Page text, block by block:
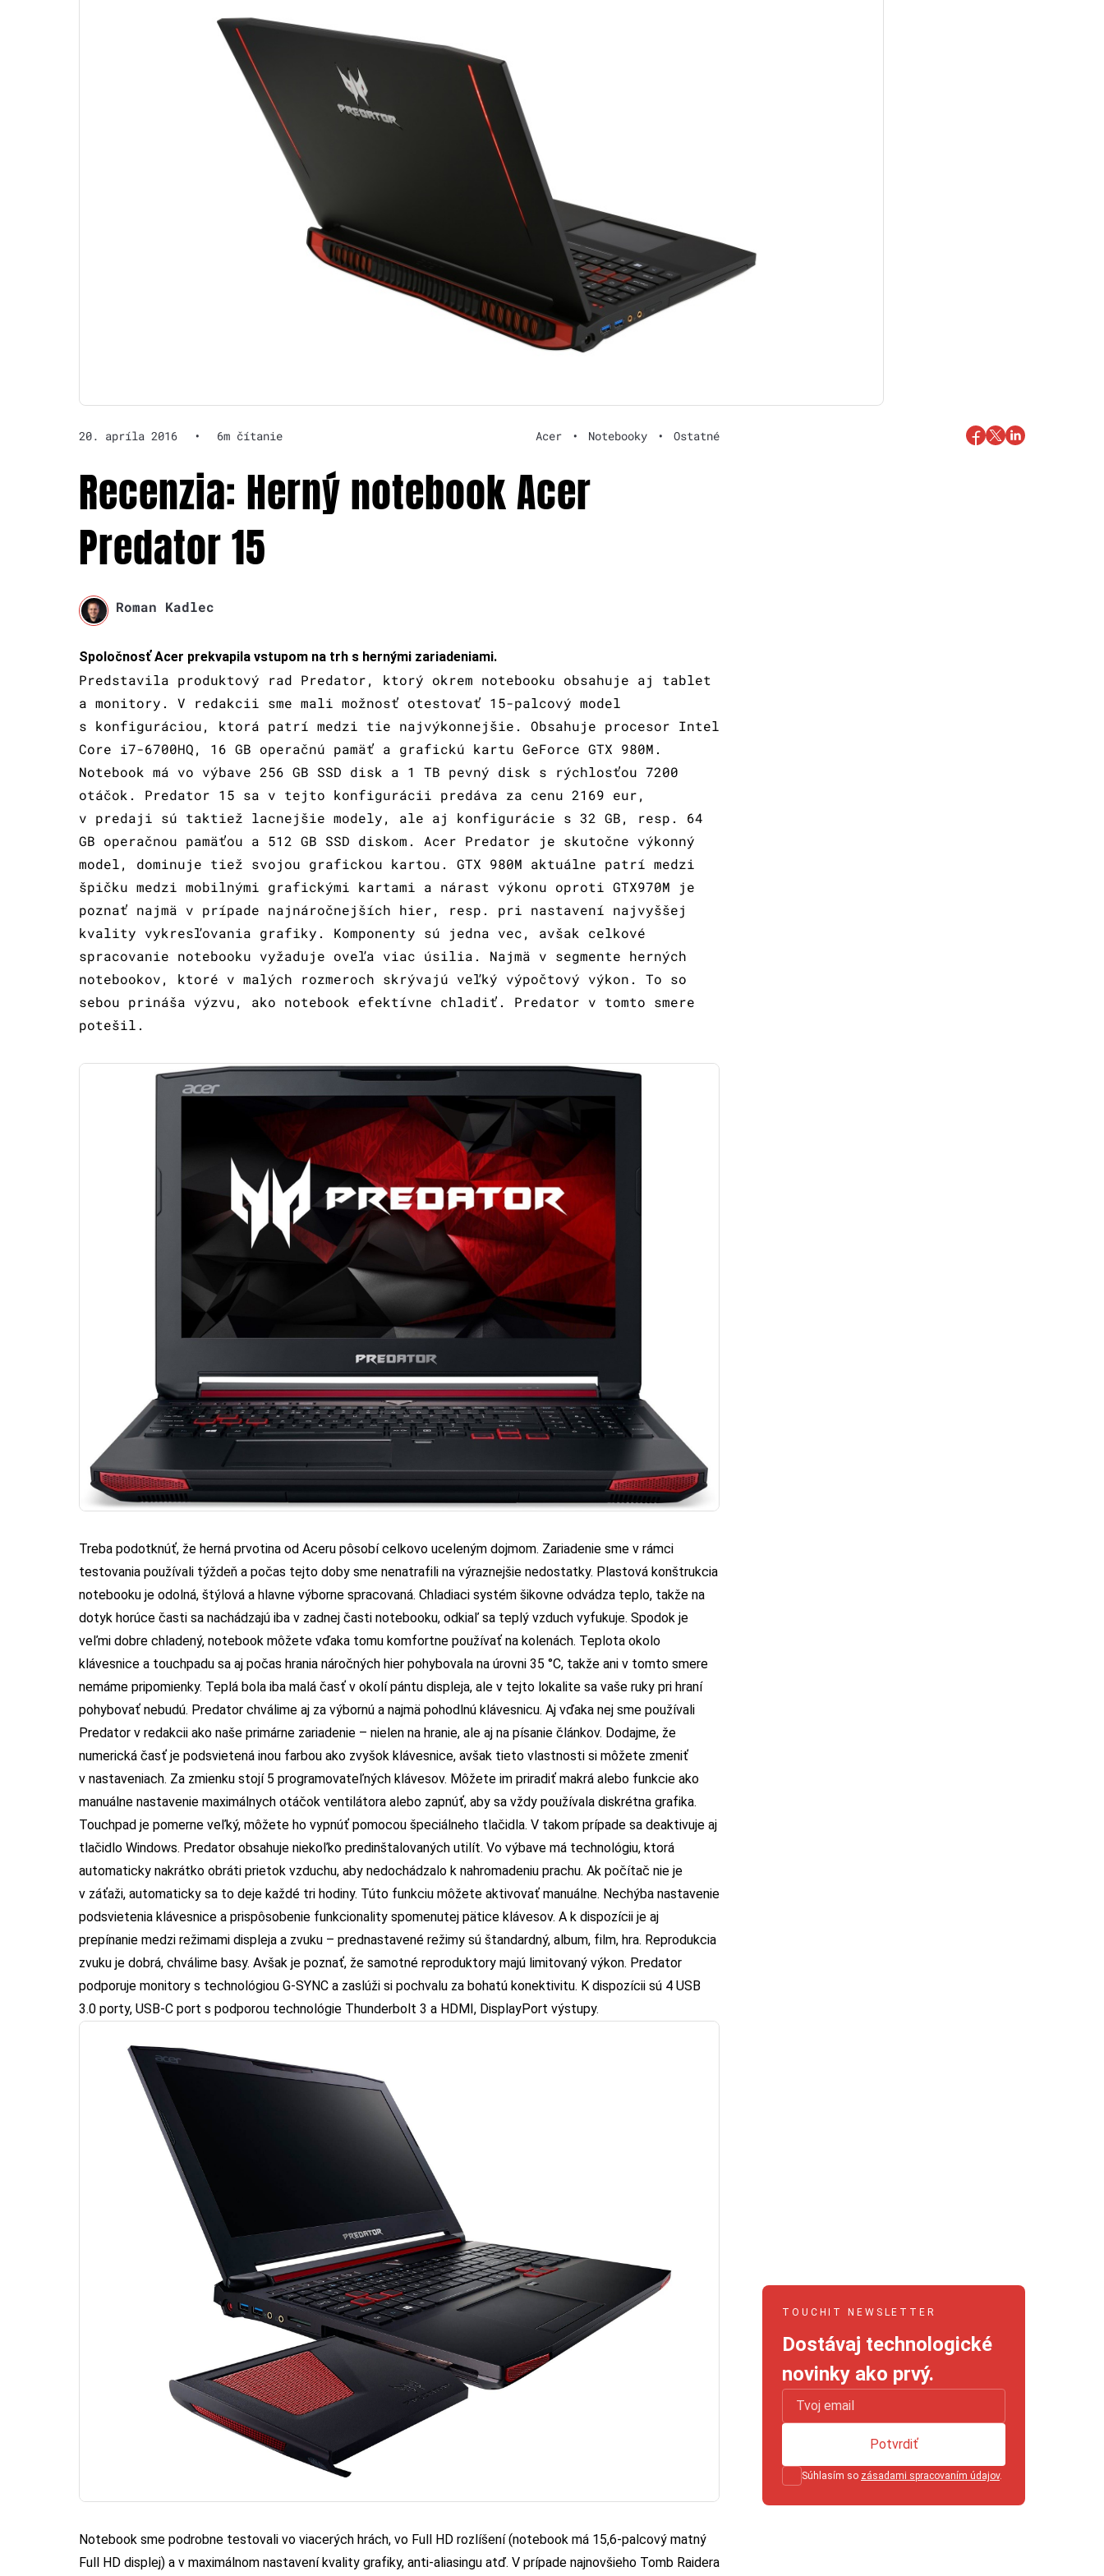
20. apríla 2016 • 6m čítanie Acer • Notebooky • Ostatné
Recenzia: Herný notebook Acer
Predator 15
Roman Kadlec
Spoločnosť Acer prekvapila vstupom na trh s hernými zariadeniami.
Predstavila produktový rad Predator, ktorý okrem notebooku obsahuje aj tablet
a monitory. V redakcii sme mali možnosť otestovať 15-palcový model
s konfiguráciou, ktorá patrí medzi tie najvýkonnejšie. Obsahuje procesor Intel
Core i7-6700HQ, 16 GB operačnú pamäť a grafickú kartu GeForce GTX 980M.
Notebook má vo výbave 256 GB SSD disk a 1 TB pevný disk s rýchlosťou 7200
otáčok. Predator 15 sa v tejto konfigurácii predáva za cenu 2169 eur,
v predaji sú taktiež lacnejšie modely, ale aj konfigurácie s 32 GB, resp. 64
GB operačnou pamäťou a 512 GB SSD diskom. Acer Predator je skutočne výkonný
model, dominuje tiež svojou grafickou kartou. GTX 980M aktuálne patrí medzi
špičku medzi mobilnými grafickými kartami a nárast výkonu oproti GTX970M je
poznať najmä v prípade najnáročnejších hier, resp. pri nastavení najvyššej
kvality vykresľovania grafiky. Komponenty sú jedna vec, avšak celkové
spracovanie notebooku vyžaduje oveľa viac úsilia. Najmä v segmente herných
notebookov, ktoré v malých rozmeroch skrývajú veľký výpočtový výkon. To so
sebou prináša výzvu, ako notebook efektívne chladiť. Predator v tomto smere
potešil.
Treba podotknúť, že herná prvotina od Aceru pôsobí celkovo uceleným dojmom. Zariadenie sme v rámci
testovania používali týždeň a počas tejto doby sme nenatrafili na výraznejšie nedostatky. Plastová konštrukcia
notebooku je odolná, štýlová a hlavne výborne spracovaná. Chladiaci systém šikovne odvádza teplo, takže na
dotyk horúce časti sa nachádzajú iba v zadnej časti notebooku, odkiaľ sa teplý vzduch vyfukuje. Spodok je
veľmi dobre chladený, notebook môžete vďaka tomu komfortne používať na kolenách. Teplota okolo
klávesnice a touchpadu sa aj počas hrania náročných hier pohybovala na úrovni 35 °C, takže ani v tomto smere
nemáme pripomienky. Teplá bola iba malá časť v okolí pántu displeja, ale v tejto lokalite sa vaše ruky pri hraní
pohybovať nebudú. Predator chválime aj za výbornú a najmä pohodlnú klávesnicu. Aj vďaka nej sme používali
Predator v redakcii ako naše primárne zariadenie – nielen na hranie, ale aj na písanie článkov. Dodajme, že
numerická časť je podsvietená inou farbou ako zvyšok klávesnice, avšak tieto vlastnosti si môžete zmeniť
v nastaveniach. Za zmienku stojí 5 programovateľných klávesov. Môžete im priradiť makrá alebo funkcie ako
manuálne nastavenie maximálnych otáčok ventilátora alebo zapnúť, aby sa vždy používala diskrétna grafika.
Touchpad je pomerne veľký, môžete ho vypnúť pomocou špeciálneho tlačidla. V takom prípade sa deaktivuje aj
tlačidlo Windows. Predator obsahuje niekoľko predinštalovaných utilít. Vo výbave má technológiu, ktorá
automaticky nakrátko obráti prietok vzduchu, aby nedochádzalo k nahromadeniu prachu. Ak počítač nie je
v záťaži, automaticky sa to deje každé tri hodiny. Túto funkciu môžete aktivovať manuálne. Nechýba nastavenie
podsvietenia klávesnice a prispôsobenie funkcionality spomenutej pätice klávesov. A k dispozícii je aj
prepínanie medzi režimami displeja a zvuku – prednastavené režimy sú štandardný, album, film, hra. Reprodukcia
zvuku je dobrá, chválime basy. Avšak je poznať, že samotné reproduktory majú limitovaný výkon. Predator
podporuje monitory s technológiou G-SYNC a zaslúži si pochvalu za bohatú konektivitu. K dispozícii sú 4 USB
3.0 porty, USB-C port s podporou technológie Thunderbolt 3 a HDMI, DisplayPort výstupy.
Notebook sme podrobne testovali vo viacerých hrách, vo Full HD rozlíšení (notebook má 15,6-palcový matný
Full HD displej) a v maximálnom nastavení kvality grafiky, anti-aliasingu atď. V prípade najnovšieho Tomb Raidera
TOUCHIT NEWSLETTER
Dostávaj technologické
novinky ako prvý.
Súhlasím so zásadami spracovaním údajov.
Potvrdiť